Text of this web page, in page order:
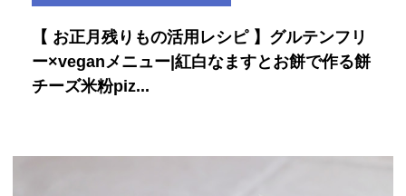
【 お正月残りもの活用レシピ 】グルテンフリ
ー×veganメニュー|紅白なますとお餅で作る餅
チーズ米粉piz...